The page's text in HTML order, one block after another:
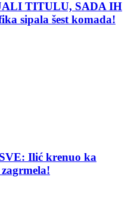
TITULU, SADA IH
sipala šest komada!
Ilić krenuo ka